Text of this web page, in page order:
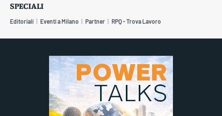
SPECIALI
Editoriali Eventi a Milano Partner RPQ - Trova Lavoro